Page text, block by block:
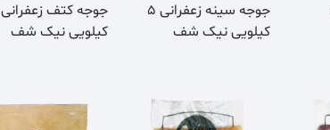
جوجه سینه زعفرانی 5
کیلویی نیک شف
کیلویی نیک شف